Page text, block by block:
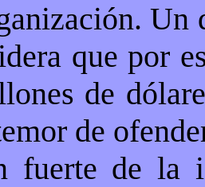
Un
que por
de
de
fuerte de la